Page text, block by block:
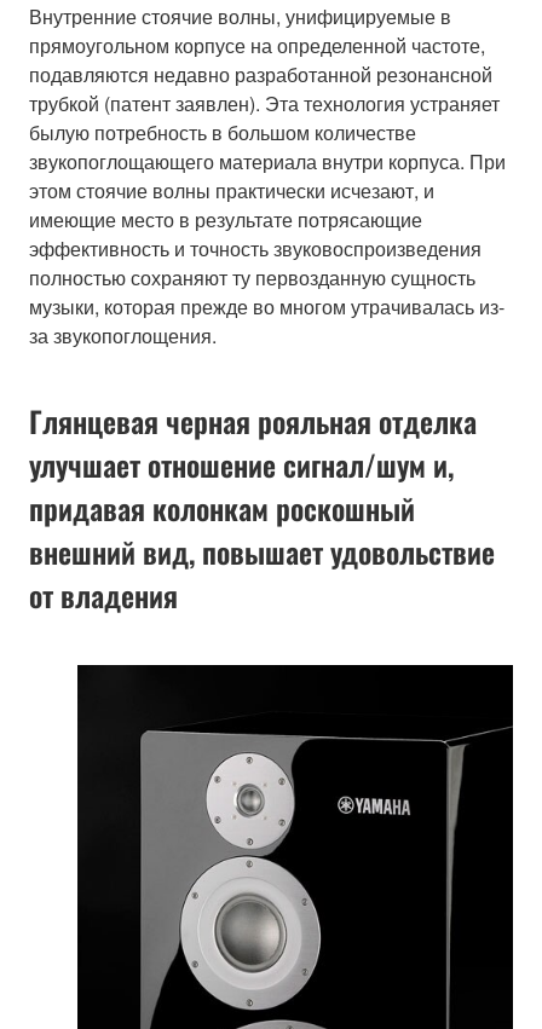
Внутренние стоячие волны, унифицируемые в
прямоугольном корпусе на определенной частоте,
подавляются недавно разработанной резонансной
трубкой (патент заявлен). Эта технология устраняет
былую потребность в большом количестве
звукопоглощающего материала внутри корпуса. При
этом стоячие волны практически исчезают, и
имеющие место в результате потрясающие
эффективность и точность звуковоспроизведения
полностью сохраняют ту первозданную сущность
музыки, которая прежде во многом утрачивалась из-
за звукопоглощения.
Глянцевая черная рояльная отделка
улучшает отношение сигнал/шум и,
придавая колонкам роскошный
внешний вид, повышает удовольствие
от владения